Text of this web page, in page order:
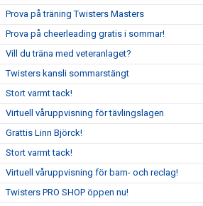
Prova på träning Twisters Masters
Prova på cheerleading gratis i sommar!
Vill du träna med veteranlaget?
Twisters kansli sommarstängt
Stort varmt tack!
Virtuell våruppvisning för tävlingslagen
Grattis Linn Björck!
Stort varmt tack!
Virtuell våruppvisning för barn- och reclag!
Twisters PRO SHOP öppen nu!